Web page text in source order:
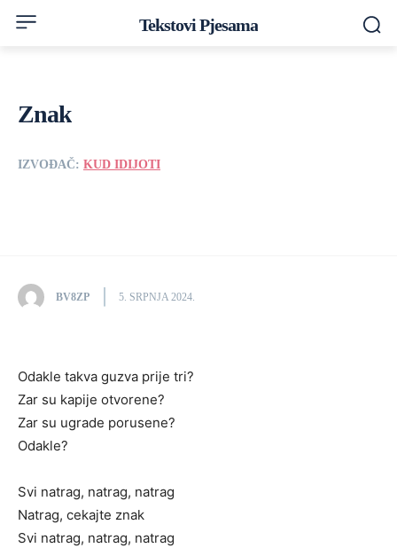
Tekstovi Pjesama
Znak
IZVOĐAČ: KUD IDIJOTI
BV8ZP 5. SRPNJA 2024.
Odakle takva guzva prije tri?
Zar su kapije otvorene?
Zar su ugrade porusene?
Odakle?
Svi natrag, natrag, natrag
Natrag, cekajte znak
Svi natrag, natrag, natrag